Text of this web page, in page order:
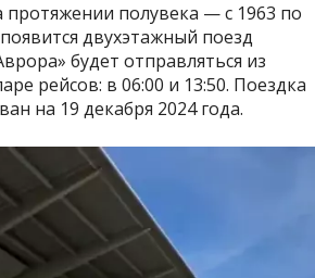
полувека — с 1963 по
двухэтажный поезд
будет отправляться из
рейсов: в 06:00 и 13:50. Поездка
на 19 декабря 2024 года.